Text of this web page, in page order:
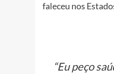
faleceu nos
“Eu peço